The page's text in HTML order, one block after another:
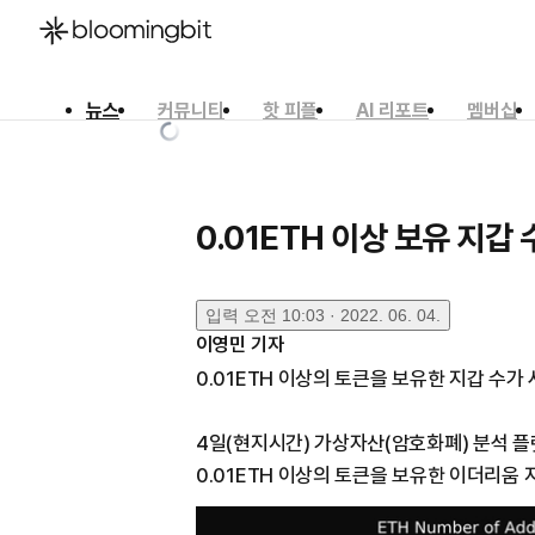
뉴스 커뮤니티 핫 피플 AI 리포트
멤버십
0.01ETH 이상 보유 지갑
입력 오전 10:03 · 2022. 06. 04.
이영민 기자
0.01ETH 이상의 토큰을 보유한 지갑 수가
4일(현지시간) 가상자산(암호화폐) 분석
0.01ETH 이상의 토큰을 보유한 이더리